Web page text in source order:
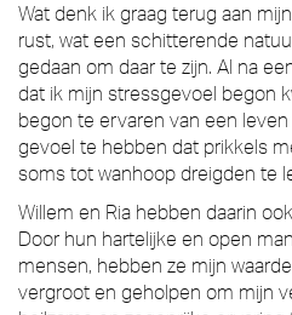
Wat denk ik graag terug aan
rust, wat een schitterende
gedaan om daar te zijn. Al na
dat ik mijn stressgevoel begon
begon te ervaren van een
gevoel te hebben dat prikkels
soms tot wanhoop dreigden te
Willem en Ria hebben daarin
Door hun hartelijke en open
mensen, hebben ze mijn
vergroot en geholpen om mijn